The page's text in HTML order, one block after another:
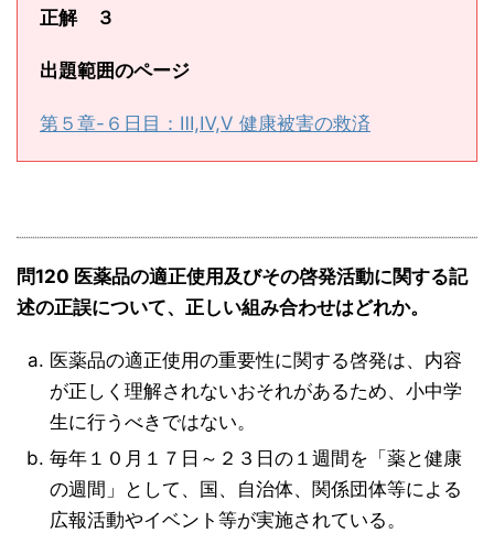
正解 ３
出題範囲のページ
第５章-６日目：Ⅲ,Ⅳ,Ⅴ 健康被害の救済
問120 医薬品の適正使用及びその啓発活動に関する記
述の正誤について、正しい組み合わせはどれか。
医薬品の適正使用の重要性に関する啓発は、内容
が正しく理解されないおそれがあるため、小中学
生に行うべきではない。
毎年１０月１７日～２３日の１週間を「薬と健康
の週間」として、国、自治体、関係団体等による
広報活動やイベント等が実施されている。